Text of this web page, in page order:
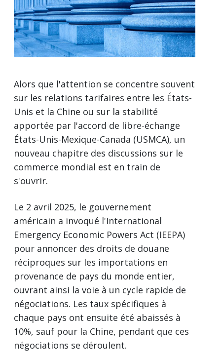
Alors que l'attention se concentre souvent
sur les relations tarifaires entre les États-
Unis et la Chine ou sur la stabilité
apportée par l'accord de libre-échange
États-Unis-Mexique-Canada (USMCA), un
nouveau chapitre des discussions sur le
commerce mondial est en train de
s'ouvrir.
Le 2 avril 2025, le gouvernement
américain a invoqué l'International
Emergency Economic Powers Act (IEEPA)
pour annoncer des droits de douane
réciproques sur les importations en
provenance de pays du monde entier,
ouvrant ainsi la voie à un cycle rapide de
négociations. Les taux spécifiques à
chaque pays ont ensuite été abaissés à
10%, sauf pour la Chine, pendant que ces
négociations se déroulent.